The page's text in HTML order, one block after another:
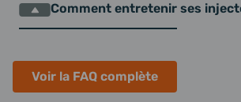
Comment entretenir ses
Voir la FAQ complète